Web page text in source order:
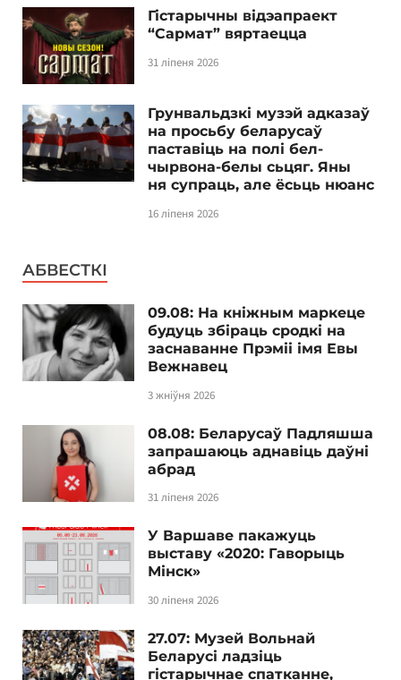
Гістарычны відэапраект
“Сармат” вяртаецца
31 ліпеня 2026
Грунвальдзкі музэй адказаў
на просьбу беларусаў
паставіць на полі бел-
чырвона-белы сьцяг. Яны
ня супраць, але ёсьць нюанс
16 ліпеня 2026
АБВЕСТКІ
09.08: На кніжным маркеце
будуць збіраць сродкі на
заснаванне Прэміі імя Евы
Вежнавец
3 жніўня 2026
08.08: Беларусаў Падляшша
запрашаюць аднавіць даўні
абрад
31 ліпеня 2026
У Варшаве пакажуць
выставу «2020: Гаворыць
Мінск»
30 ліпеня 2026
27.07: Музей Вольнай
Беларусі ладзіць
гістарычнае спатканне,